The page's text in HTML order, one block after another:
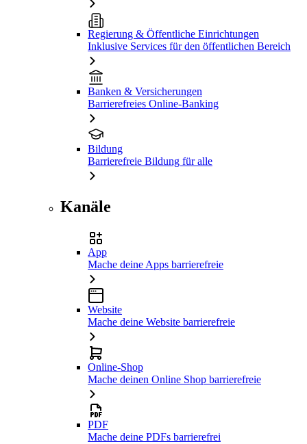
Regierung & Öffentliche Einrichtungen
Inklusive Services für den öffentlichen Bereich
Banken & Versicherungen
Barrierefreies Online-Banking
Bildung
Barrierefreie Bildung für alle
Kanäle
App
Mache deine Apps barrierefreie
Website
Mache deine Website barrierefreie
Online-Shop
Mache deinen Online Shop barrierefreie
PDF
Mache deine PDFs barrierefrei